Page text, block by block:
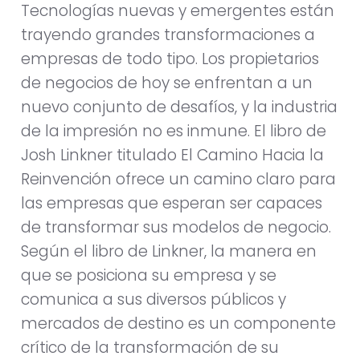
Tecnologías nuevas y emergentes están
trayendo grandes transformaciones a
empresas de todo tipo. Los propietarios
de negocios de hoy se enfrentan a un
nuevo conjunto de desafíos, y la industria
de la impresión no es inmune. El libro de
Josh Linkner titulado El Camino Hacia la
Reinvención ofrece un camino claro para
las empresas que esperan ser capaces
de transformar sus modelos de negocio.
Según el libro de Linkner, la manera en
que se posiciona su empresa y se
comunica a sus diversos públicos y
mercados de destino es un componente
crítico de la transformación de su